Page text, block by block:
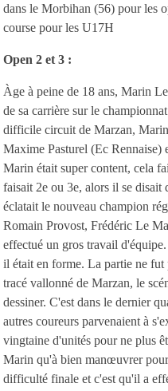
dans le Morbihan (56) pour les
course pour les U17H
Open 2 et 3 :
Àge à peine de 18 ans, Marin
de sa carrière sur le
difficile circuit de Marzan,
Maxime Pasturel (Ec
Marin était super content, cela
faisait 2e ou 3e, alors il se
éclatait le nouveau champion
Romain Provost, Frédéric Le
effectué un gros travail
il était en forme. La partie ne fut
tracé vallonné de Marzan, le
dessiner. C'est dans le dernier
autres coureurs parvenaient à
vingtaine d'unités pour ne plus
Marin qu'à bien manœuvrer
difficulté finale et c'est qu'il a